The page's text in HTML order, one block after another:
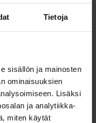
Tietoja
sisällön ja mainosten
ominaisuuksien
Lisäksi
ja analytiikka-
miten käytät